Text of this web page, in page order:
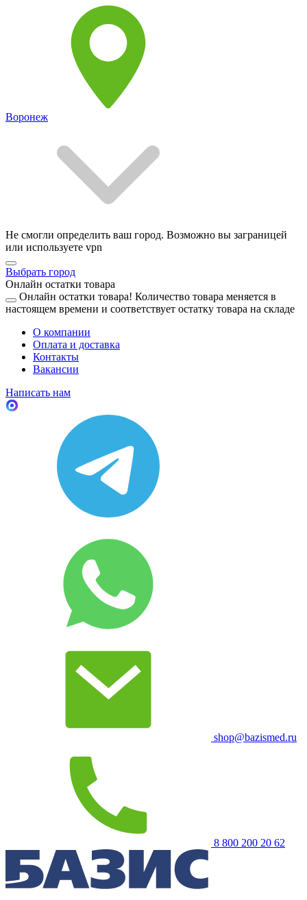
Воронеж
Не смогли определить ваш город. Возможно вы заграницей
или используете vpn
Выбрать город
Онлайн остатки товара
Онлайн остатки товара! Количество товара меняется в
настоящем времени и соответствует остатку товара на складе
О компании
Оплата и доставка
Контакты
Вакансии
Написать нам
shop@bazismed.ru
8 800 200 20 62